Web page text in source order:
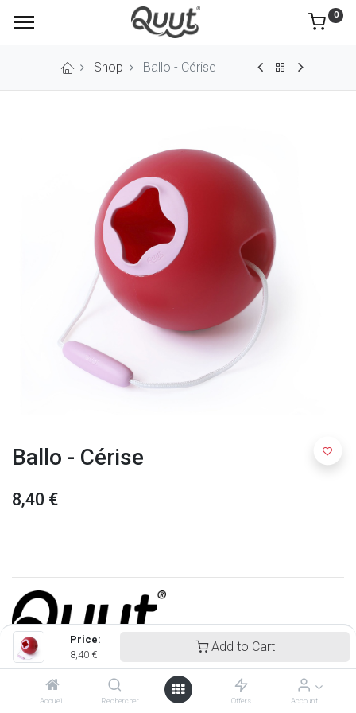
Price:
8,40 €
Add to Cart
Accueil Rechercher Offers Account
0
Shop Ballo - Cérise
Ballo - Cérise
8,40 €